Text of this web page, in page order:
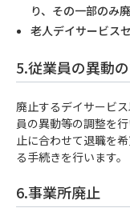
り、その一部のみ
老人デイサービス
5.従業員の異動
廃止するデイサービ
員の異動等の調整を
止に合わせて退職を
る手続きを行います。
6.事業所廃止